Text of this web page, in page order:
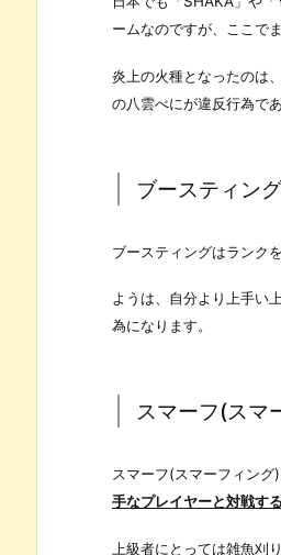
ームなのですが、ここで
炎上の火種となったのは
の八雲べにが違反行為で
ブースティン
ブースティングはランク
ようは、自分より上手い
為になります。
スマーフ(スマ
スマーフ(スマーフィング)
手なプレイヤーと対戦す
上級者にとっては雑魚刈